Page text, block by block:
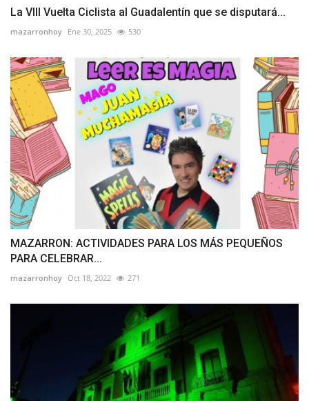
La VIII Vuelta Ciclista al Guadalentín que se disputará...
mazarronhoy Ene 30, 2025 530
MAZARRON: ACTIVIDADES PARA LOS MÁS PEQUEÑOS
PARA CELEBRAR...
mazarronhoy Oct 18, 2022 271